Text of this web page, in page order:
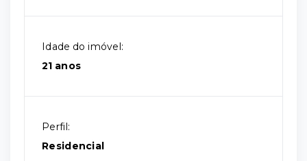
Idade do imóvel:
21 anos
Perfil:
Residencial